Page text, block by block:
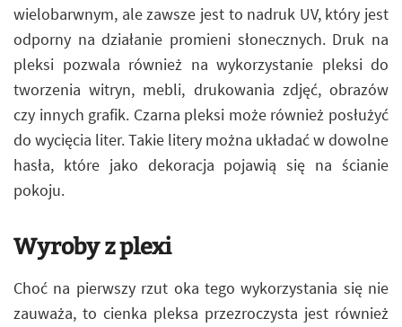
wielobarwnym, ale zawsze jest to nadruk UV, który jest
odporny na działanie promieni słonecznych. Druk na
pleksi pozwala również na wykorzystanie pleksi do
tworzenia witryn, mebli, drukowania zdjęć, obrazów
czy innych grafik. Czarna pleksi może również posłużyć
do wycięcia liter. Takie litery można układać w dowolne
hasła, które jako dekoracja pojawią się na ścianie
pokoju.
Wyroby z plexi
Choć na pierwszy rzut oka tego wykorzystania się nie
zauważa, to cienka pleksa przezroczysta jest również